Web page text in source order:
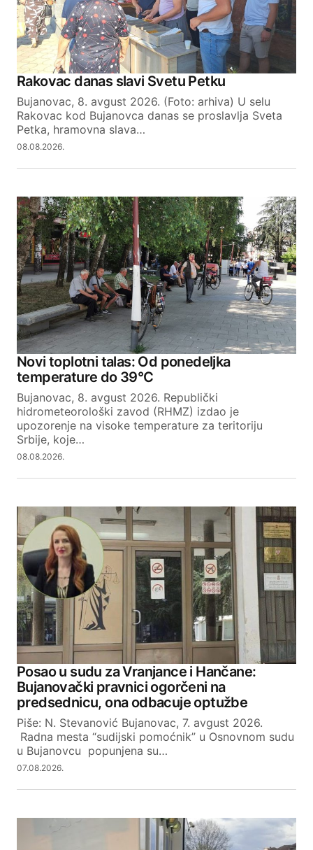
Rakovac danas slavi Svetu Petku
Bujanovac, 8. avgust 2026. (Foto: arhiva) U selu
Rakovac kod Bujanovca danas se proslavlja Sveta
Petka, hramovna slava…
08.08.2026.
Novi toplotni talas: Od ponedeljka
temperature do 39°C
Bujanovac, 8. avgust 2026. Republički
hidrometeorološki zavod (RHMZ) izdao je
upozorenje na visoke temperature za teritoriju
Srbije, koje…
08.08.2026.
Posao u sudu za Vranjance i Hančane:
Bujanovački pravnici ogorčeni na
predsednicu, ona odbacuje optužbe
Piše: N. Stevanović Bujanovac, 7. avgust 2026.
Radna mesta “sudijski pomoćnik” u Osnovnom sudu
u Bujanovcu popunjena su…
07.08.2026.